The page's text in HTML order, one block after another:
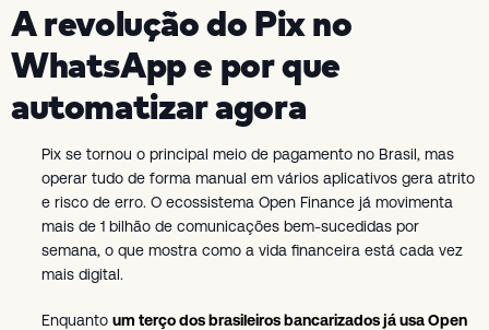
A revolução do Pix no
WhatsApp e por que
automatizar agora
Pix se tornou o principal meio de pagamento no Brasil, mas
operar tudo de forma manual em vários aplicativos gera atrito
e risco de erro. O ecossistema Open Finance já movimenta
mais de 1 bilhão de comunicações bem-sucedidas por
semana, o que mostra como a vida financeira está cada vez
mais digital.
Enquanto um terço dos brasileiros bancarizados já usa Open